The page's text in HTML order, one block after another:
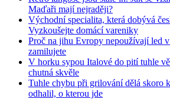
Maďaři mají nejraději?
Východní specialita, která dobývá
Vyzkoušejte domácí vareniky
Proč na jihu Evropy nepoužívají led
zamilujete
V horku sypou Italové do pití tuhle
chutná skvěle
Tuhle chybu při grilování dělá skoro
odhalil, o kterou jde